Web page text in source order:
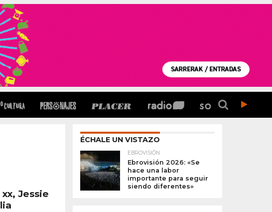
Jessie
ÉCHALE UN VISTAZO
EBROVISIÓN
Ebrovisión 2026: «Se
hace una labor
importante para seguir
siendo diferentes»